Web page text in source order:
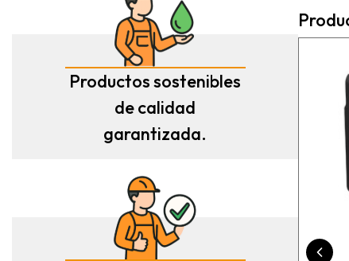
Productos sostenibles
de calidad
garantizada.
Felicidades